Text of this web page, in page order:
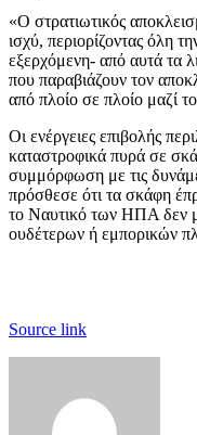
«Ο στρατιωτικός
ισχύ, περιορίζοντας όλη
εξερχόμενη- από αυτά τα
που παραβιάζουν τον
από πλοίο σε πλοίο μαζί
Οι ενέργειες επιβολής
καταστροφικά πυρά σε
συμμόρφωση με τις
πρόσθεσε ότι τα σκάφη
το Ναυτικό των ΗΠΑ δεν
ουδέτερων ή εμπορικών
Source link